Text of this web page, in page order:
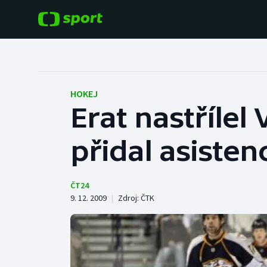
Hokej
Tenis
Cyklistika
Baseball a softbal
Basketbal
Boby a skeleton
Box
HOKEJ
Erat nastřílel
přidal
ČT24
9. 12. 2009 | Zdroj: ČTK